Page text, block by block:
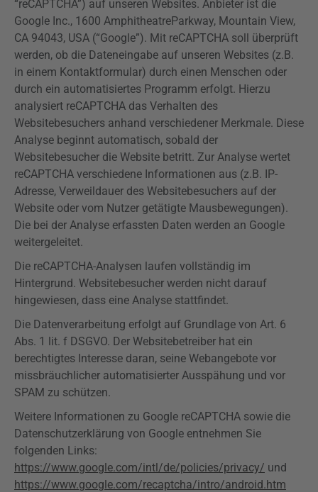
“reCAPTCHA”) auf unseren Websites. Anbieter ist die
Google Inc., 1600 AmphitheatreParkway, Mountain View,
CA 94043, USA (“Google”). Mit reCAPTCHA soll überprüft
werden, ob die Dateneingabe auf unseren Websites (z.B.
in einem Kontaktformular) durch einen Menschen oder
durch ein automatisiertes Programm erfolgt. Hierzu
analysiert reCAPTCHA das Verhalten des
Websitebesuchers anhand verschiedener Merkmale. Diese
Analyse beginnt automatisch, sobald der
Websitebesucher die Website betritt. Zur Analyse wertet
reCAPTCHA verschiedene Informationen aus (z.B. IP-
Adresse, Verweildauer des Websitebesuchers auf der
Website oder vom Nutzer getätigte Mausbewegungen).
Die bei der Analyse erfassten Daten werden an Google
weitergeleitet.
Die reCAPTCHA-Analysen laufen vollständig im
Hintergrund. Websitebesucher werden nicht darauf
hingewiesen, dass eine Analyse stattfindet.
Die Datenverarbeitung erfolgt auf Grundlage von Art. 6
Abs. 1 lit. f DSGVO. Der Websitebetreiber hat ein
berechtigtes Interesse daran, seine Webangebote vor
missbräuchlicher automatisierter Ausspähung und vor
SPAM zu schützen.
Weitere Informationen zu Google reCAPTCHA sowie die
Datenschutzerklärung von Google entnehmen Sie
folgenden Links:
https://www.google.com/intl/de/policies/privacy/ und
https://www.google.com/recaptcha/intro/android.htm